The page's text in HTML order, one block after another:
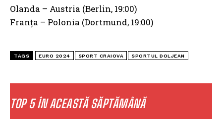
TOP 5 ÎN ACEASTĂ SĂPTĂMÂNĂ
Olanda – Austria (Berlin, 19:00)
Franța – Polonia (Dortmund, 19:00)
TAGS EURO 2024 SPORT CRAIOVA SPORTUL DOLJEAN